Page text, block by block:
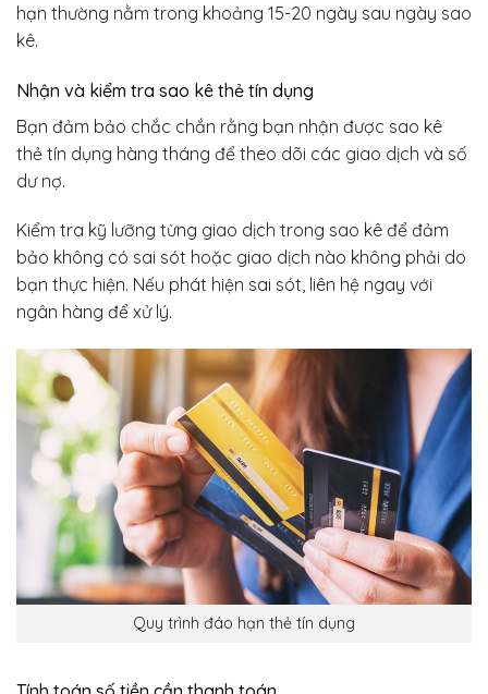
hạn thường nằm trong khoảng 15-20 ngày sau ngày sao
kê.
Nhận và kiểm tra sao kê thẻ tín dụng
Bạn đảm bảo chắc chắn rằng bạn nhận được sao kê
thẻ tín dụng hàng tháng để theo dõi các giao dịch và số
dư nợ.
Kiểm tra kỹ lưỡng từng giao dịch trong sao kê để đảm
bảo không có sai sót hoặc giao dịch nào không phải do
bạn thực hiện. Nếu phát hiện sai sót, liên hệ ngay với
ngân hàng để xử lý.
Quy trình đáo hạn thẻ tín dụng